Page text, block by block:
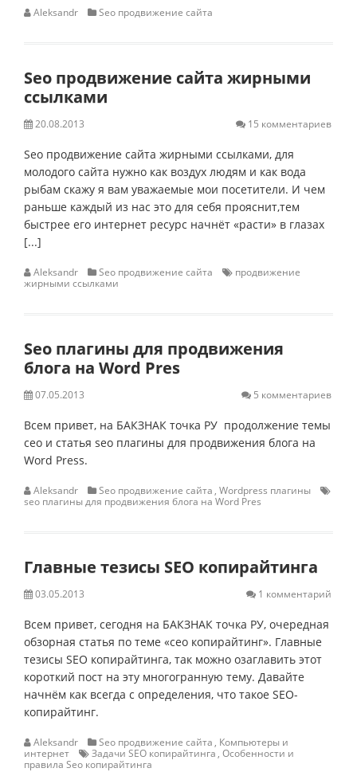
Aleksandr Seo продвижение сайта
Seo продвижение сайта жирными
ссылками
20.08.2013 15 комментариев
Seo продвижение сайта жирными ссылками, для
молодого сайта нужно как воздух людям и как вода
рыбам скажу я вам уважаемые мои посетители. И чем
раньше каждый из нас это для себя прояснит,тем
быстрее его интернет ресурс начнёт «расти» в глазах
[...]
Aleksandr Seo продвижение сайта
продвижение
жирными ссылками
Seo плагины для продвижения
блога на Word Pres
07.05.2013 5 комментариев
Всем привет, на БАКЗНАК точка РУ продолжение темы
сео и статья seo плагины для продвижения блога на
Word Press.
Aleksandr Seo продвижение сайта , Wordpress плагины
seo плагины для продвижения блога на Word Pres
Главные тезисы SEO копирайтинга
03.05.2013 1 комментарий
Всем привет, сегодня на БАКЗНАК точка РУ, очередная
обзорная статья по теме «сео копирайтинг». Главные
тезисы SEO копирайтинга, так можно озаглавить этот
короткий пост на эту многогранную тему. Давайте
начнём как всегда с определения, что такое SEO-
копирайтинг.
Aleksandr Seo продвижение сайта , Компьютеры и
интернет
Задачи SEO копирайтинга , Особенности и
правила Seo копирайтинга